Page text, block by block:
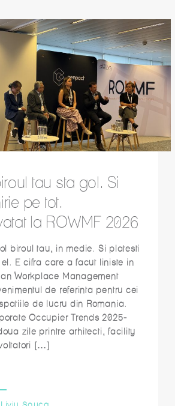
tau sta gol. Si
pe tot.
la ROWMF 2026
biroul tau, in medie. Si platesti
E cifra care a facut liniste in
Workplace Management
de referinta pentru cei
de lucru din Romania.
Occupier Trends 2025-
zile printre arhitecti, facility
[…]